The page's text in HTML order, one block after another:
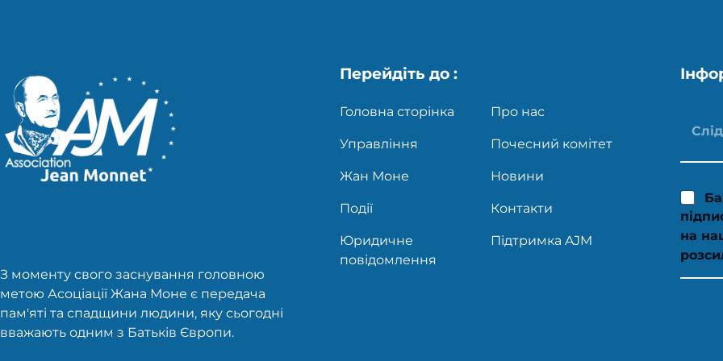
З моменту свого заснування головною
метою Асоціації Жана Моне є передача
пам'яті та спадщини людини, яку сьогодні
вважають одним з Батьків Європи.
Перейдіть до :
Головна сторінка Про нас
Управління Почесний комітет
Жан Моне Новини
Події Контакти
Юридичне
повідомлення
Підтримка AJM
на